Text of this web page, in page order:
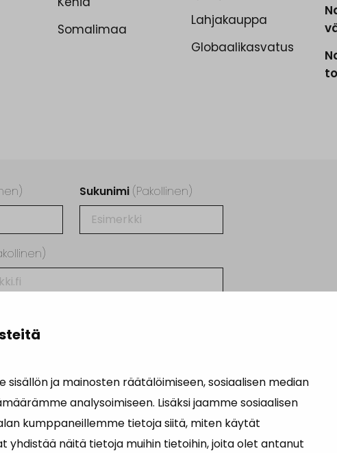
ja mainosten räätälöimiseen, sosiaalisen median
analysoimiseen. Lisäksi jaamme sosiaalisen
kumppaneillemme tietoja siitä, miten käytät
yhdistää näitä tietoja muihin tietoihin, joita olet antanut
Somalimaa
Lahjakauppa
Globaalikasvatus
Sukunimi (Pakollinen)
hyväksyt henkilötietojesi
Luetietosuojaselosteja